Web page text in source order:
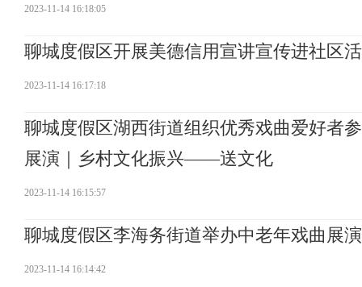
2023-11-14 16:18:05
聊城度假区开展美德信用宣讲宣传进社
2023-11-14 16:17:18
聊城度假区湖西街道组织优秀戏曲爱好者
展演｜乡村文化振兴——送文化
2023-11-14 16:15:57
聊城度假区李海务街道举办中老年戏曲
2023-11-14 16:14:42